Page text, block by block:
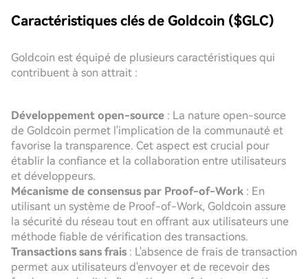
Caractéristiques clés de Goldcoin ($GLC)
Goldcoin est équipé de plusieurs caractéristiques qui
contribuent à son attrait :
Développement open-source : La nature open-source
de Goldcoin permet l'implication de la communauté et
favorise la transparence. Cet aspect est crucial pour
établir la confiance et la collaboration entre utilisateurs
et développeurs.
Mécanisme de consensus par Proof-of-Work : En
utilisant un système de Proof-of-Work, Goldcoin assure
la sécurité du réseau tout en offrant aux utilisateurs une
méthode fiable de vérification des transactions.
Transactions sans frais : L'absence de frais de transaction
permet aux utilisateurs d'envoyer et de recevoir des